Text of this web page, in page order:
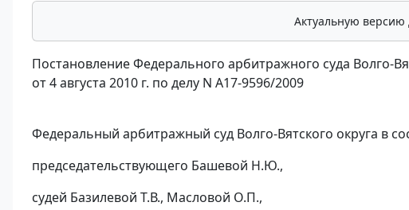
Актуальную версию
Постановление Федерального арбитражного суда Волго-
от 4 августа 2010 г. по делу N А17-9596/2009
Федеральный арбитражный суд Волго-Вятского округа в
председательствующего Башевой Н.Ю.,
судей Базилевой Т.В., Масловой О.П.,